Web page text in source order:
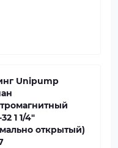
Unipump
1 1/4"
открытый)